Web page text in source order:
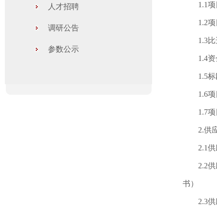
人才招聘
调研公告
参数公示
1.1项目
1.2项目
1.3比选
1.4资
1.5标段
1.6项目
1.7项目
2.供应
2.1供应
2.2供应
书）
2.3供应